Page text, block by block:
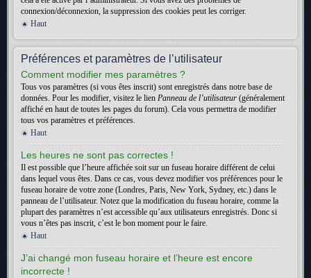
connexion/déconnexion, la suppression des cookies peut les corriger.
Haut
Préférences et paramètres de l’utilisateur
Comment modifier mes paramètres ?
Tous vos paramètres (si vous êtes inscrit) sont enregistrés dans notre base de
données. Pour les modifier, visitez le lien Panneau de l’utilisateur (généralement
affiché en haut de toutes les pages du forum). Cela vous permettra de modifier
tous vos paramètres et préférences.
Haut
Les heures ne sont pas correctes !
Il est possible que l’heure affichée soit sur un fuseau horaire différent de celui
dans lequel vous êtes. Dans ce cas, vous devez modifier vos préférences pour le
fuseau horaire de votre zone (Londres, Paris, New York, Sydney, etc.) dans le
panneau de l’utilisateur. Notez que la modification du fuseau horaire, comme la
plupart des paramètres n’est accessible qu’aux utilisateurs enregistrés. Donc si
vous n’êtes pas inscrit, c’est le bon moment pour le faire.
Haut
J’ai changé mon fuseau horaire et l’heure est encore
incorrecte !